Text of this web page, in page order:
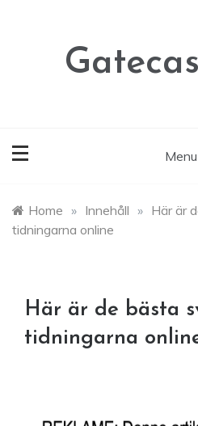
Menu
Home » Innehåll » Här är
tidningarna online
Här är de bästa
tidningarna